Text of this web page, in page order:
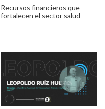
Recursos financieros que
fortalecen el sector salud